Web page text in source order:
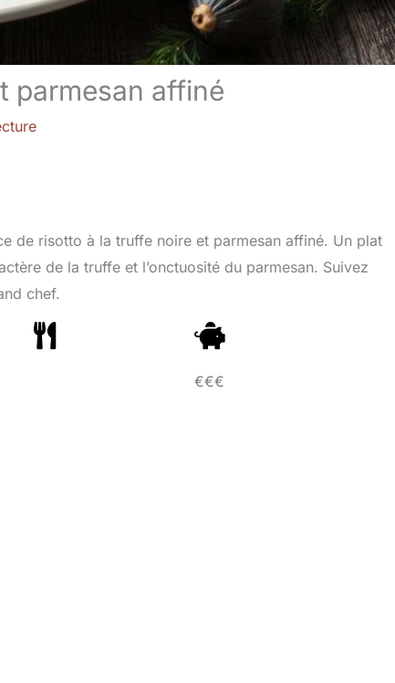
parmesan affiné
de risotto à la truffe noire et parmesan affiné. Un plat
de la truffe et l’onctuosité du parmesan. Suivez
chef.
€€€